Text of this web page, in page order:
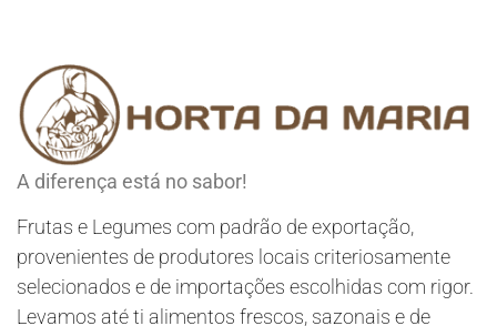
A diferença está no sabor!
Frutas e Legumes com padrão de exportação,
provenientes de produtores locais criteriosamente
selecionados e de importações escolhidas com rigor.
Levamos até ti alimentos frescos, sazonais e de